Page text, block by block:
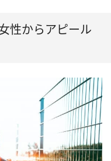
性からアピール